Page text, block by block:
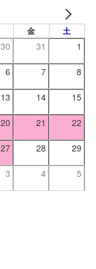
金 土
30 31 1
6 7 8
13 14 15
20 21 22
27 28 29
3 4 5